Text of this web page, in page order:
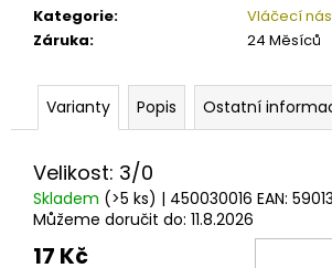
Kategorie:
Vláčecí
Záruka: 24 Měsíců
Varianty Popis Ostatní
Velikost: 3/0
Skladem (>5 ks) | 450030016 EAN:
Můžeme doručit do: 11.8.2026
17 Kč
m
e
GAMAKATSU
VLASEC
G-
LINE
0,18MM
(1M